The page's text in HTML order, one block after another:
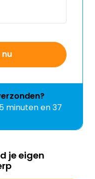
minuten en 36
je eigen